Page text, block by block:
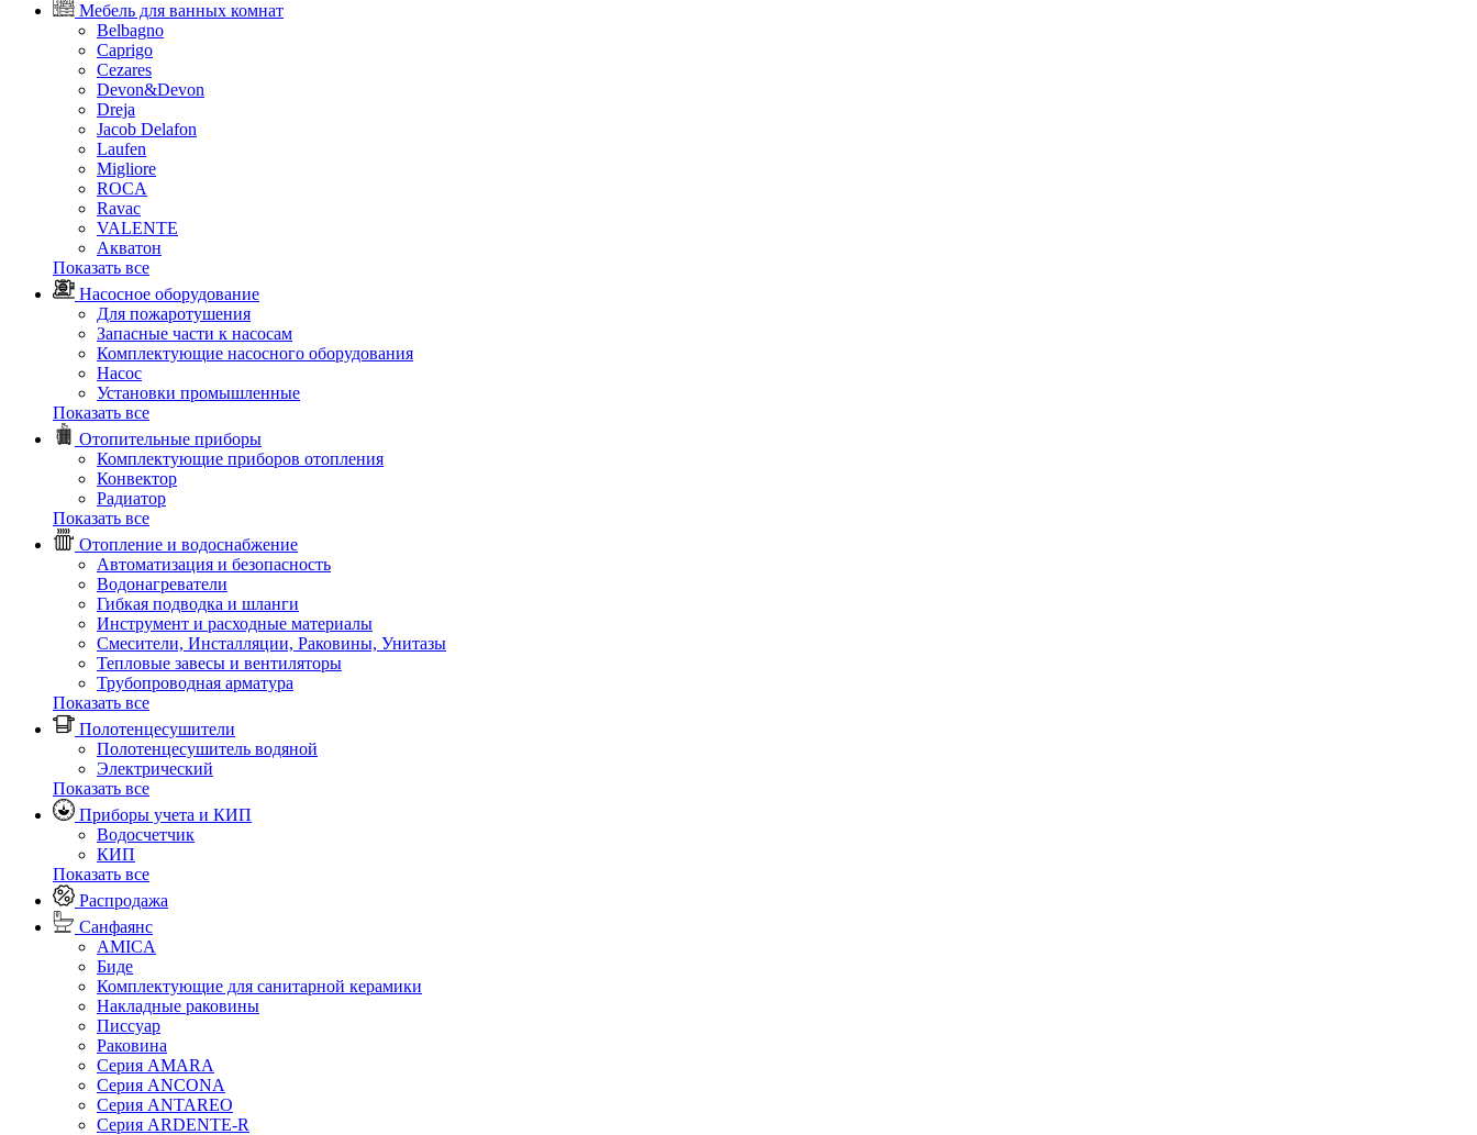
Мебель для ванных комнат
Belbagno
Caprigo
Cezares
Devon&Devon
Dreja
Jacob Delafon
Laufen
Migliore
ROCA
Rаvac
VALENTE
Акватон
Показать все
Насосное оборудование
Для пожаротушения
Запасные части к насосам
Комплектующие насосного оборудования
Насос
Установки промышленные
Показать все
Отопительные приборы
Комплектующие приборов отопления
Конвектор
Радиатор
Показать все
Отопление и водоснабжение
Автоматизация и безопасность
Водонагреватели
Гибкая подводка и шланги
Инструмент и расходные материалы
Смесители, Инсталляции, Раковины, Унитазы
Тепловые завесы и вентиляторы
Трубопроводная арматура
Показать все
Полотенцесушители
Полотенцесушитель водяной
Электрический
Показать все
Приборы учета и КИП
Водосчетчик
КИП
Показать все
Распродажа
Санфаянс
AMICA
Биде
Комплектующие для санитарной керамики
Накладные раковины
Писсуар
Раковина
Серия AMARA
Серия ANCONA
Серия ANTAREO
Серия ARDENTE-R